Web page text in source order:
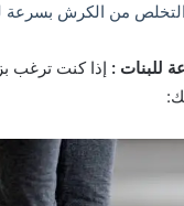
من الكرش بسرعة
للبنات : إذا كنت ترغب